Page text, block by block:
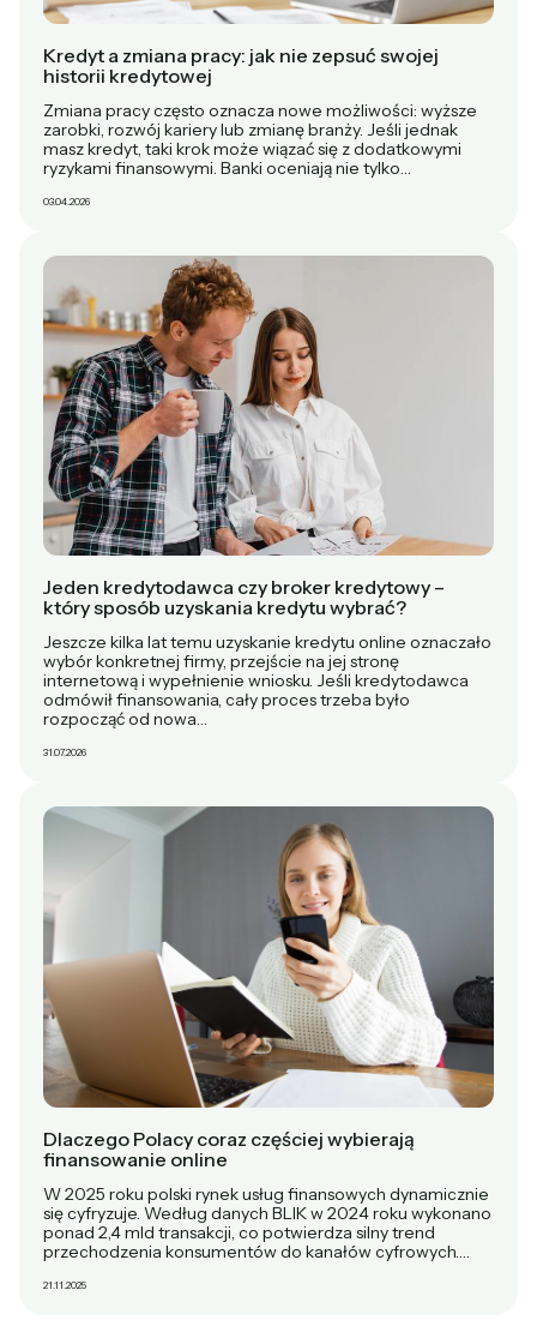
Kredyt a zmiana pracy: jak nie zepsuć swojej
historii kredytowej
Zmiana pracy często oznacza nowe możliwości: wyższe
zarobki, rozwój kariery lub zmianę branży. Jeśli jednak
masz kredyt, taki krok może wiązać się z dodatkowymi
ryzykami finansowymi. Banki oceniają nie tylko…
03.04.2026
Jeden kredytodawca czy broker kredytowy –
który sposób uzyskania kredytu wybrać?
Jeszcze kilka lat temu uzyskanie kredytu online oznaczało
wybór konkretnej firmy, przejście na jej stronę
internetową i wypełnienie wniosku. Jeśli kredytodawca
odmówił finansowania, cały proces trzeba było
rozpocząć od nowa…
31.07.2026
Dlaczego Polacy coraz częściej wybierają
finansowanie online
W 2025 roku polski rynek usług finansowych dynamicznie
się cyfryzuje. Według danych BLIK w 2024 roku wykonano
ponad 2,4 mld transakcji, co potwierdza silny trend
przechodzenia konsumentów do kanałów cyfrowych.…
21.11.2025